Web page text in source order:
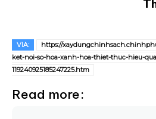
VIA:
https://
ket-noi-so-hoa-xanh-hoa-thiet-thuc-hieu-
119240925185247225.htm
Read more: